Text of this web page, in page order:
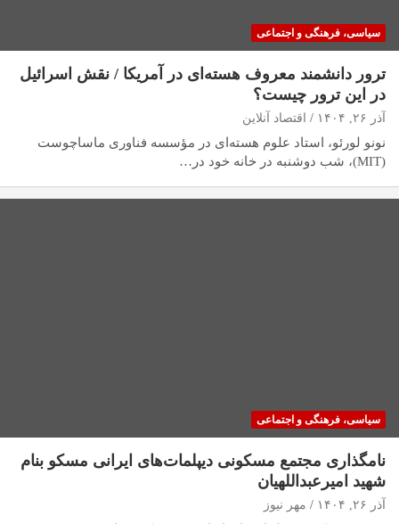
سیاسی، فرهنگی و اجتماعی
ترور دانشمند معروف هسته‌ای در آمریکا / نقش اسرائیل
در این ترور چیست؟
آذر ۲۶, ۱۴۰۴ اقتصاد آنلاین
نونو لورئو، استاد علوم هسته‌ای در مؤسسه فناوری ماساچوست
سیاسی، فرهنگی و اجتماعی
نامگذاری مجتمع مسکونی دیپلمات‌های ایرانی مسکو بنام
شهید امیرعبداللهیان
آذر ۲۶, ۱۴۰۴ مهر نیوز